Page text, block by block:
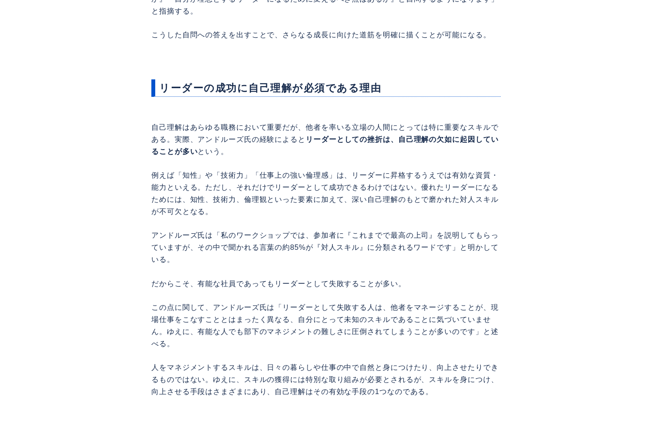
と指摘する。
こうした自問への答えを出すことで、さらなる成長に向けた道筋を明確に描くことが可能になる。
リーダーの成功に自己理解が必須である理由
自己理解はあらゆる職務において重要だが、他者を率いる立場の人間にとっては特に重要なスキルで
ある。実際、アンドルーズ氏の経験によると リーダーとしての挫折は、自己理解の欠如に起因してい
ることが多いという。
例えば「知性」や「技術力」「仕事上の強い倫理感」は、リーダーに昇格するうえでは有効な資質・
能力といえる。ただし、それだけでリーダーとして成功できるわけではない。優れたリーダーになる
ためには、知性、技術力、倫理観といった要素に加えて、深い自己理解のもとで磨かれた対人スキル
が不可欠となる。
アンドルーズ氏は「私のワークショップでは、参加者に『これまでで最高の上司』を説明してもらっ
ていますが、その中で聞かれる言葉の約85%が『対人スキル』に分類されるワードです」と明かして
いる。
だからこそ、有能な社員であってもリーダーとして失敗することが多い。
この点に関して、アンドルーズ氏は「リーダーとして失敗する人は、他者をマネージすることが、現
場仕事をこなすこととはまったく異なる、自分にとって未知のスキルであることに気づいていませ
ん。ゆえに、有能な人でも部下のマネジメントの難しさに圧倒されてしまうことが多いのです」と述
べる。
人をマネジメントするスキルは、日々の暮らしや仕事の中で自然と身につけたり、向上させたりでき
るものではない。ゆえに、スキルの獲得には特別な取り組みが必要とされるが、スキルを身につけ、
向上させる手段はさまざまにあり、自己理解はその有効な手段の1つなのである。